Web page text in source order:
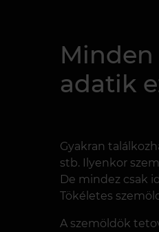
adatik
Gyakran
stb. Ilyenkor
De mindez csak
Tökéletes
A szemöldök